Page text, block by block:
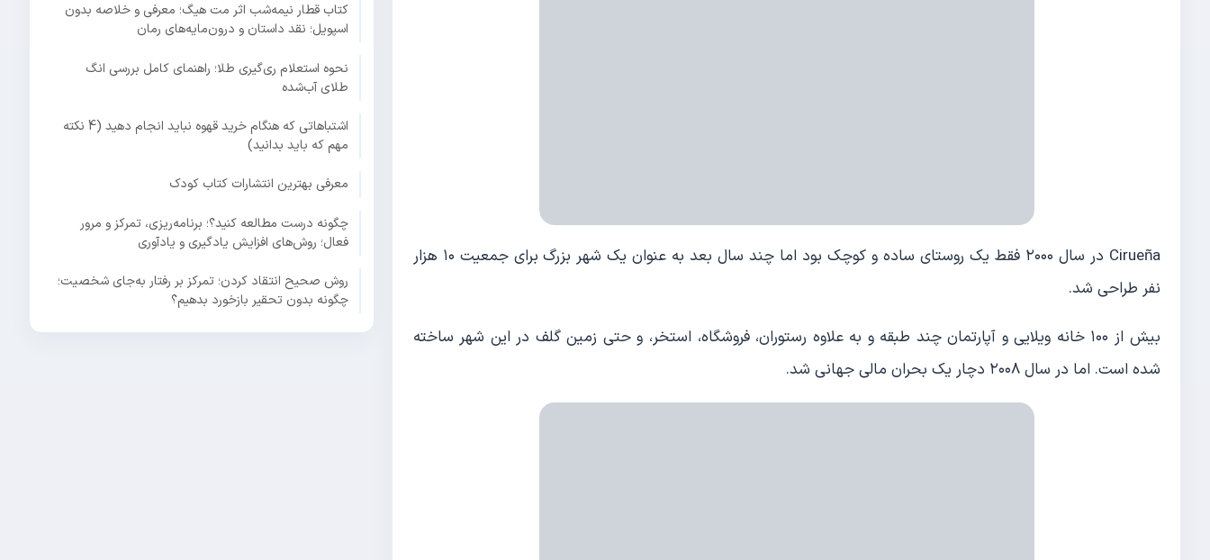
Cirueña در سال ۲۰۰۰ فقط یک روستای ساده و کوچک بود اما چند سال بعد به عنوان یک شهر بزرگ برای جمعیت ۱۰ هزار
نفر طراحی شد.
بیش از ۱۰۰ خانه ویلایی و آپارتمان چند طبقه و به علاوه رستوران، فروشگاه، استخر، و حتی زمین گلف در این شهر ساخته
شده است. اما در سال ۲۰۰۸ دچار یک بحران مالی جهانی شد.
کتاب قطار نیمه‌شب اثر مت هیگ؛ معرفی و خلاصه بدون
اسپویل؛ نقد داستان و درون‌مایه‌های رمان
نحوه استعلام ری‌گیری طلا؛ راهنمای کامل بررسی انگ
طلای آب‌شده
اشتباهاتی که هنگام خرید قهوه نباید انجام دهید (4 نکته
مهم که باید بدانید)
معرفی بهترین انتشارات کتاب کودک
چگونه درست مطالعه کنید؟؛ برنامه‌ریزی، تمرکز و مرور
فعال؛ روش‌های افزایش یادگیری و یادآوری
روش صحیح انتقاد کردن؛ تمرکز بر رفتار به‌جای شخصیت؛
چگونه بدون تحقیر بازخورد بدهیم؟